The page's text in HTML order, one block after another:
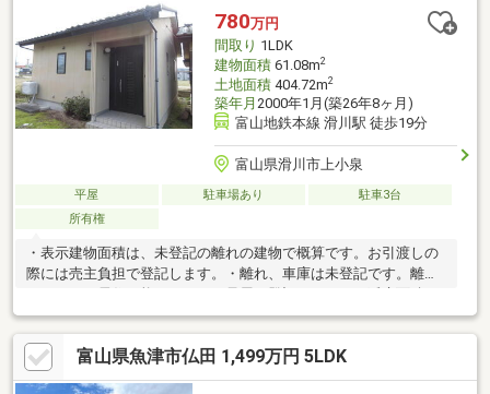
予定なので入居後にすぐに生活が始められます。・お客様に合わ
せたローンの組み方や金融機関をご提案。住宅ローンが初めての
方でもお気軽
780万円
間取り 1LDK
建物面積61.08m2
土地面積404.72m2
築年月 2000年1月(築26年8ヶ月)
富山地鉄本線 滑川駅 徒歩19分
富山県滑川市上小泉
平屋 駐車場あり
駐車3台
所有権
・表示建物面積は、未登記の離れの建物で概算です。お引渡しの
際には売主負担で登記します。・離れ、車庫は未登記です。離れ
118.26㎡、木造２階建、昭和55年築、約17年前まで居住。・敷地
内、浄化槽の埋戻しあり
富山県魚津市仏田 1,499万円 5LDK